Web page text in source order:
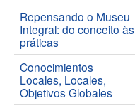
Repensando o Museu
Integral: do conceito às
práticas
Conocimientos
Locales, Locales,
Objetivos Globales